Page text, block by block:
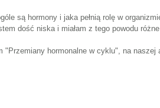
są hormony i jaka pełnią rolę w
dość niska i miałam z tego powodu
"Przemiany hormonalne w cyklu", na